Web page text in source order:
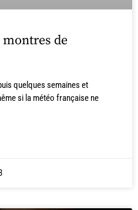
de
quelques semaines et
si la météo française ne